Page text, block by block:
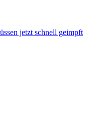
jetzt schnell geimpft